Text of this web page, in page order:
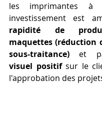
les imprimantes à
rapidité de
maquettes (réduction
sous-traitance) et
visuel positif sur le
l'approbation des